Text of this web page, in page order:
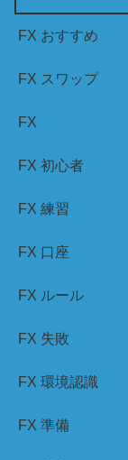
FX おすすめ
FX スワップ
FX
FX 初心者
FX 練習
FX 口座
FX ルール
FX 失敗
FX 環境認識
FX 準備